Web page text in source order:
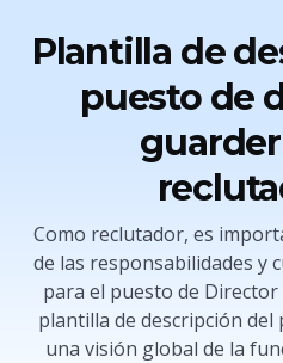
Plantilla de
puesto de
Como reclutador, es
de las responsabilidades y
para el puesto de Director
plantilla de descripción
una visión global de la